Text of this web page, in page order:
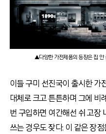
▲다양한 가전제품의 등장은 집 안
이들 구미 선진국이 출시한 가
대체로 크고 튼튼하며 그에 비
번 구입하면 여간해선 쉬 고장
쓰는 경우도 잦다. 이 같은 장